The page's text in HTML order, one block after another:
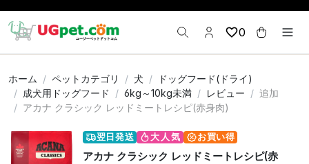
0
ホーム ペットカテゴリ 犬
ドッグフード(ドライ)
成犬用ドッグフード
6kg～10kg未満 レビュー
追加
アカナ クラシック レッドミートレシピ(赤身肉)
翌日発送 大人気 お買い得
アカナ クラシック レッドミートレシピ(赤